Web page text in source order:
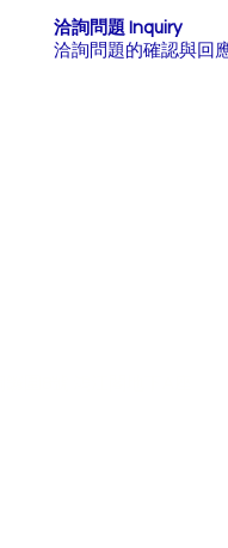
洽詢問題 Inquiry
洽詢問題的確認與回